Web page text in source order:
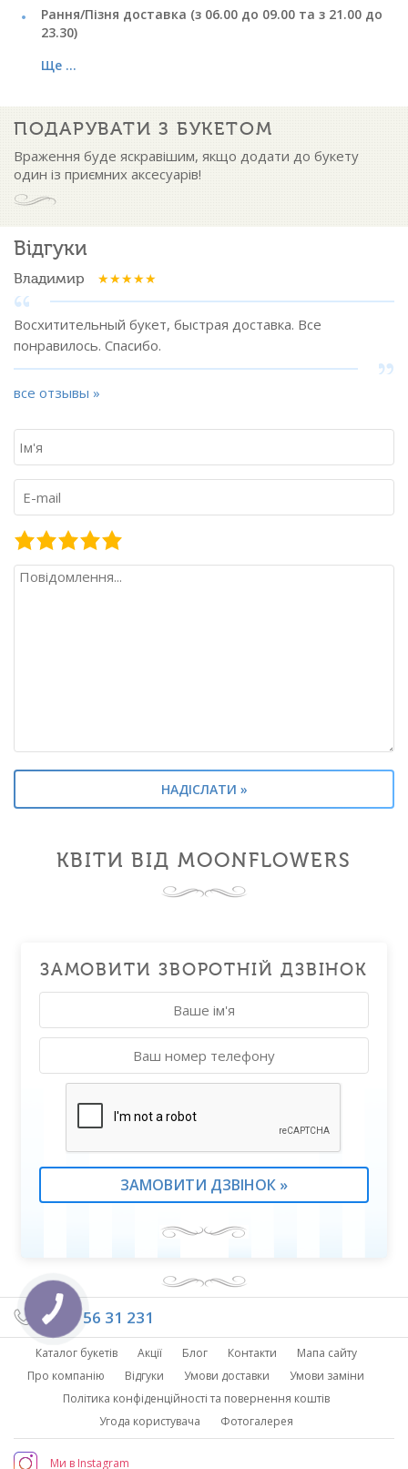
Рання/Пізня доставка (з 06.00 до 09.00 та з 21.00 до
23.30)
Ще ...
ПОДАРУВАТИ З БУКЕТОМ
Враження буде яскравішим, якщо додати до букету
один із приємних аксесуарів!
Відгуки
Владимир
Восхитительный букет, быстрая доставка. Все
понравилось. Спасибо.
все отзывы »
КВІТИ ВІД MOONFLOWERS
ЗАМОВИТИ ЗВОРОТНІЙ ДЗВІНОК
(095) 56 31 231
Каталог букетів Акції Блог Контакти
Мапа сайту
Про компанію
Відгуки Умови доставки
Умови заміни
Політика конфіденційності та повернення коштів
Угода користувача
Фотогалерея
Ми в Instagram